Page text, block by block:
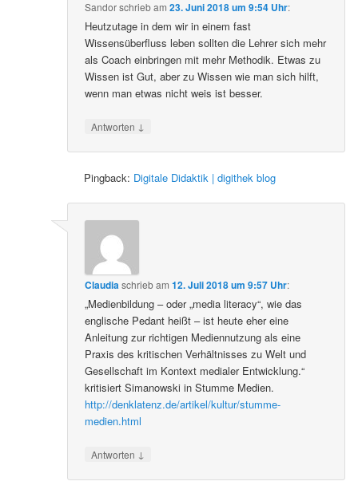
Sandorschriebam23. Juni 2018 um 9:54 Uhr:
Heutzutage in dem wir in einem fast
Wissensüberfluss leben sollten die Lehrer sich mehr
als Coach einbringen mit mehr Methodik. Etwas zu
Wissen ist Gut, aber zu Wissen wie man sich hilft,
wenn man etwas nicht weis ist besser.
Antworten ↓
Pingback: Digitale Didaktik | digithek blog
Claudiaschriebam12. Juli 2018 um 9:57 Uhr:
„Medienbildung – oder „media literacy“, wie das
englische Pedant heißt – ist heute eher eine
Anleitung zur richtigen Mediennutzung als eine
Praxis des kritischen Verhältnisses zu Welt und
Gesellschaft im Kontext medialer Entwicklung.“
kritisiert Simanowski in Stumme Medien.
http://denklatenz.de/artikel/kultur/stumme-
medien.html
Antworten ↓